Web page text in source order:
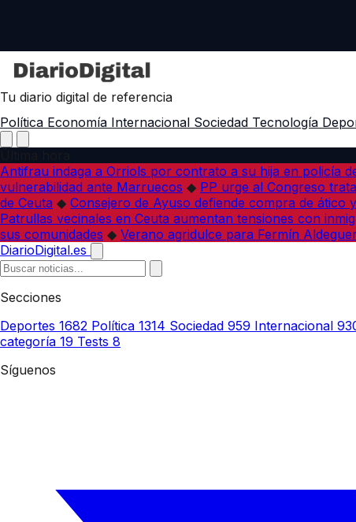
Tu diario digital de referencia
Política Economía Internacional Sociedad Tecnología
Antifrau indaga a Orriols por contrato a su hija en policía
vulnerabilidad ante Marruecos ◆ PP urge al Congreso
de Ceuta ◆ Consejero de Ayuso defiende compra de ático
Patrullas vecinales en Ceuta aumentan tensiones con
sus comunidades ◆ Verano agridulce para Fermín
DiarioDigital.es
Secciones
Deportes 1682 Política 1314 Sociedad 959 Internacional
categoría 19 Tests 8
Síguenos